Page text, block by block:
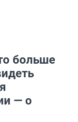
больше
— о